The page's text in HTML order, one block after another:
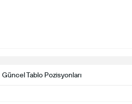
Güncel Tablo Pozisyonları